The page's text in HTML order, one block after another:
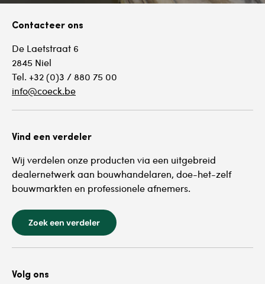
Contacteer ons
De Laetstraat 6
2845 Niel
Tel. +32 (0)3 / 880 75 00
info@coeck.be
Vind een verdeler
Wij verdelen onze producten via een uitgebreid
dealernetwerk aan bouwhandelaren, doe-het-zelf
bouwmarkten en professionele afnemers.
Zoek een verdeler
Volg ons